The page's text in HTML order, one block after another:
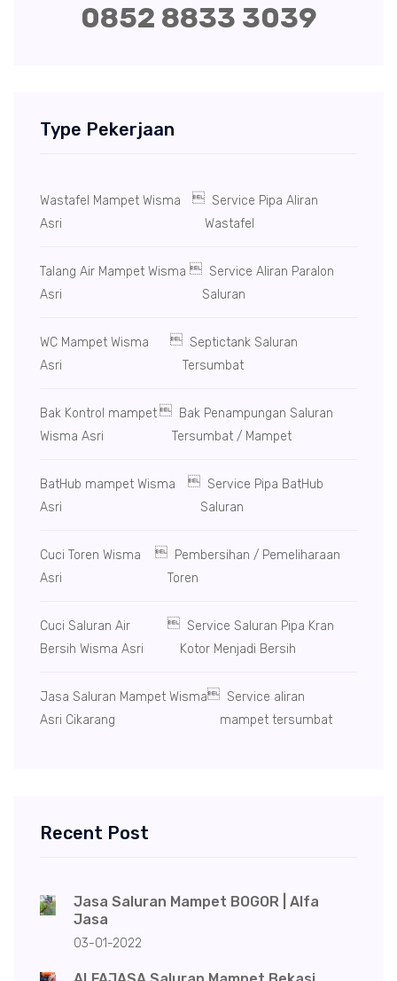
0852 8833 3039
Type Pekerjaan
Wastafel Mampet Wisma
Asri
 Service Pipa Aliran
Wastafel
Talang Air Mampet Wisma
Asri
Service Aliran Paralon
Saluran
WC Mampet Wisma
Asri
 Septictank Saluran
Tersumbat
Bak Kontrol mampet
Wisma Asri
 Bak Penampungan Saluran
Tersumbat / Mampet
BatHub mampet Wisma
Asri
 Service Pipa BatHub
Saluran
Cuci Toren Wisma
Asri
 Pembersihan / Pemeliharaan
Toren
Cuci Saluran Air
Bersih Wisma Asri
 Service Saluran Pipa Kran
Kotor Menjadi Bersih
Jasa Saluran Mampet Wisma
Asri Cikarang
 Service aliran
mampet tersumbat
Recent Post
Jasa Saluran Mampet BOGOR | Alfa
Jasa
03-01-2022